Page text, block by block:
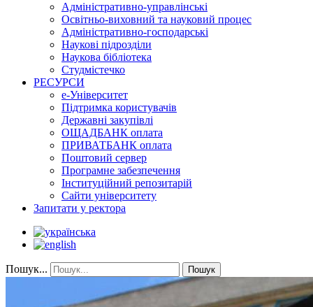
Адміністративно-управлінські
Освітньо-виховний та науковий процес
Адміністративно-господарські
Наукові підрозділи
Наукова бібліотека
Студмістечко
РЕСУРСИ
е-Університет
Підтримка користувачів
Державні закупівлі
ОЩАДБАНК оплата
ПРИВАТБАНК оплата
Поштовий сервер
Програмне забезпечення
Інституційний репозитарій
Сайти університету
Запитати у ректора
Пошук... Пошук